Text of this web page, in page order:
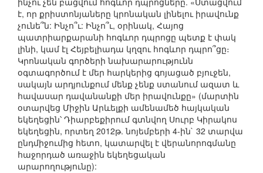
է, որ քրիստոնյաները կրոնական լինելու իրավունք
չունե՞ն: Ինչո՞ւ: Ինչո՞ւ, օրինակ, Հայոց
պատրիարքարանի հոգևոր դպրոցը պետք է փակ
լինի, կամ էլ Հեյբելիադա կղզու հոգևոր դպրո՞ցը։
Կրոնական գործերի նախարարությունն
օգտագործում է մեր հարկերից գոյացած բյուջեն,
սակայն արդյունքում մենք չենք ստանում ազատ և
հավասար դավանանքի մեր իրավունքը» (մարտին
օտարվեց Միջին Արևելքի ամենամեծ հայկական
եկեղեցին՝ Դիարբեքիրում գտնվող Սուրբ Կիրակոս
եկեղեցին, որտեղ 2012թ. նոյեմբերի 4-ին` 32 տարվա
ընդմիջումից հետո, կատարվել է վերանորոգմանը
հաջորդած առաջին եկեղեցական
արարողությունը):